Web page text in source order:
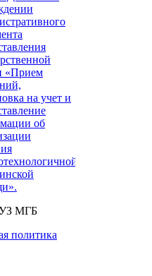
«Прием
на учет и
об
МГБ
политика